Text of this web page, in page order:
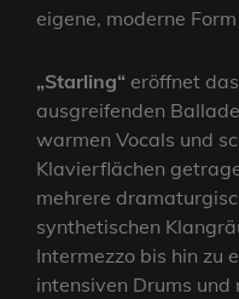
eigene, moderne
„Starling“ eröffnet
ausgreifenden
warmen Vocals und
Klavierflächen
mehrere
synthetischen
Intermezzo bis hin zu
intensiven Drums und